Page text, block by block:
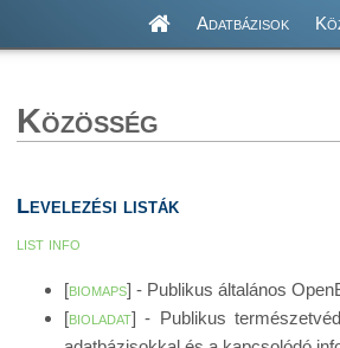
Adatbázisok
Közösség
Levelezési listák
list info
[biomaps] - Publikus általános
[bioladat] - Publikus